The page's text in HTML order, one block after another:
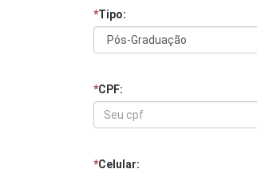
*Tipo:
*CPF:
*Celular: